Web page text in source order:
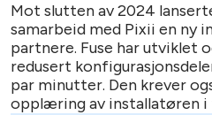
Mot slutten av 2024
samarbeid med Pixii en ny
partnere. Fuse har utviklet
redusert
par minutter. Den krever
opplæring av installatøren i